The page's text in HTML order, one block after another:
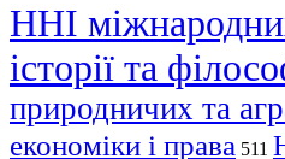
ННІ
історії та
природничих та
економіки і права 511